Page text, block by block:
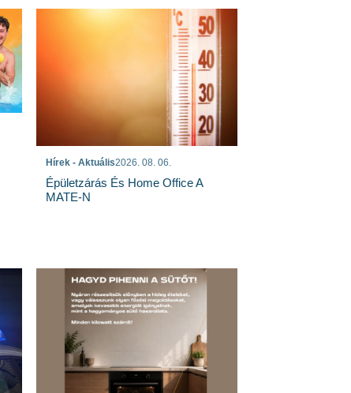
Hírek - Aktuális2026. 08. 06.
Épületzárás És Home Office A
MATE-N